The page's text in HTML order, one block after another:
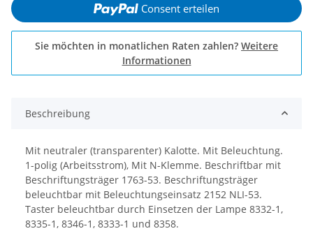
Consent erteilen
Sie möchten in monatlichen Raten zahlen? Weitere
Informationen
Beschreibung
Mit neutraler (transparenter) Kalotte. Mit Beleuchtung.
1-polig (Arbeitsstrom), Mit N-Klemme. Beschriftbar mit
Beschriftungsträger 1763-53. Beschriftungsträger
beleuchtbar mit Beleuchtungseinsatz 2152 NLI-53.
Taster beleuchtbar durch Einsetzen der Lampe 8332-1,
8335-1, 8346-1, 8333-1 und 8358.